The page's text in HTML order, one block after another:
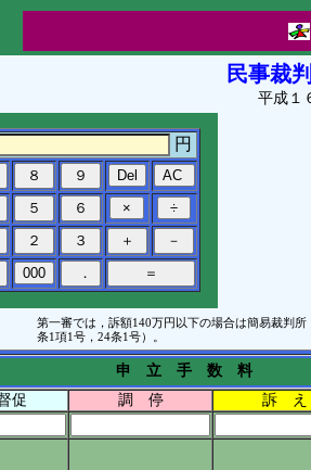
民事裁
平成１
円
第一審では，訴額140万円以下の場合は簡易裁判
条1項1号，24条1号）。
申 立 手 数 料
促
調 停 訴 え